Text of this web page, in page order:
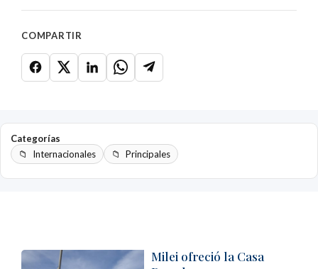
COMPARTIR
Categorías
Internacionales
Principales
Milei ofreció la Casa